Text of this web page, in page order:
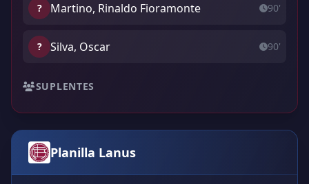
? Martino, Rinaldo Fioramonte 90'
? Silva, Oscar 90'
SUPLENTES
Planilla Lanus